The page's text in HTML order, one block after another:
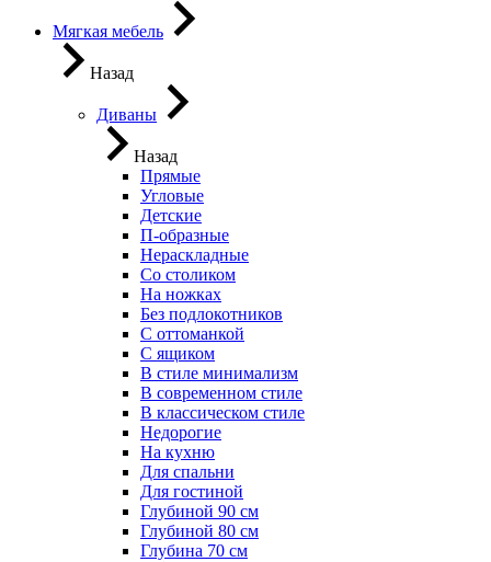
Мягкая мебель
Назад
Диваны
Назад
Прямые
Угловые
Детские
П-образные
Нераскладные
Со столиком
На ножках
Без подлокотников
С оттоманкой
С ящиком
В стиле минимализм
В современном стиле
В классическом стиле
Недорогие
На кухню
Для спальни
Для гостиной
Глубиной 90 см
Глубиной 80 см
Глубина 70 см